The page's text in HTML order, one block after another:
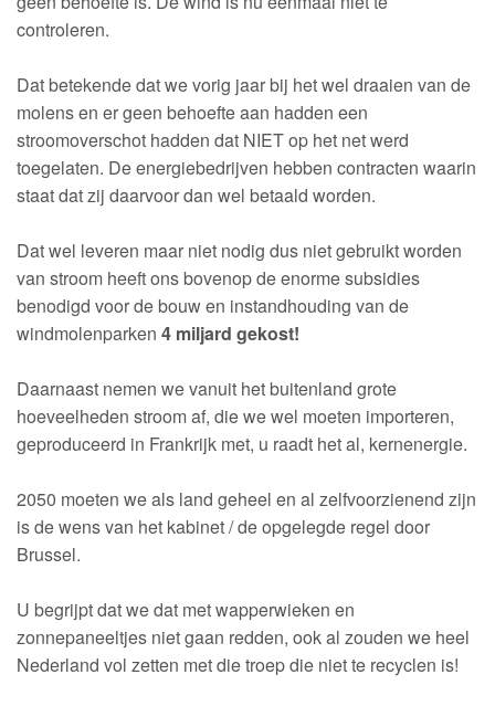
controleren.
Dat betekende dat we vorig jaar bij het wel draaien van de
molens en er geen behoefte aan hadden een
stroomoverschot hadden dat NIET op het net werd
toegelaten. De energiebedrijven hebben contracten waarin
staat dat zij daarvoor dan wel betaald worden.
Dat wel leveren maar niet nodig dus niet gebruikt worden
van stroom heeft ons bovenop de enorme subsidies
benodigd voor de bouw en instandhouding van de
windmolenparken 4 miljard gekost!
Daarnaast nemen we vanuit het buitenland grote
hoeveelheden stroom af, die we wel moeten importeren,
geproduceerd in Frankrijk met, u raadt het al, kernenergie.
2050 moeten we als land geheel en al zelfvoorzienend zijn
is de wens van het kabinet / de opgelegde regel door
Brussel.
U begrijpt dat we dat met wapperwieken en
zonnepaneeltjes niet gaan redden, ook al zouden we heel
Nederland vol zetten met die troep die niet te recyclen is!